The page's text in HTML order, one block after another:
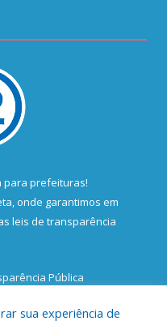
para prefeituras!
onde garantimos em
leis de transparência
Pública
sua experiência de